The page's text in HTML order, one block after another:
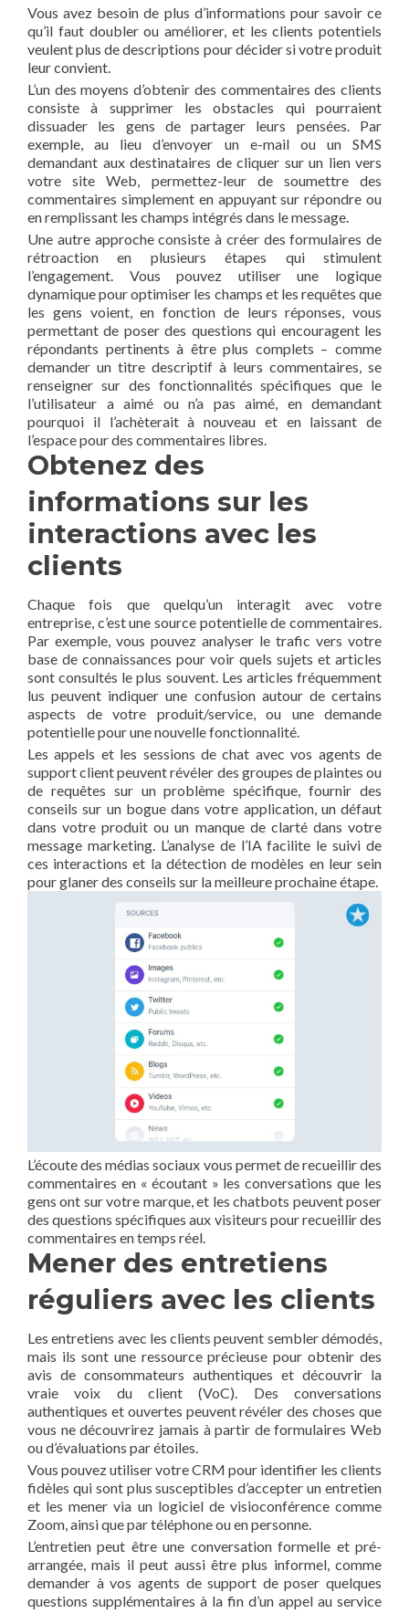
Vous avez besoin de plus d’informations pour savoir ce
qu’il faut doubler ou améliorer, et les clients potentiels
veulent plus de descriptions pour décider si votre produit
leur convient.
L’un des moyens d’obtenir des commentaires des clients
consiste à supprimer les obstacles qui pourraient
dissuader les gens de partager leurs pensées. Par
exemple, au lieu d’envoyer un e-mail ou un SMS
demandant aux destinataires de cliquer sur un lien vers
votre site Web, permettez-leur de soumettre des
commentaires simplement en appuyant sur répondre ou
en remplissant les champs intégrés dans le message.
Une autre approche consiste à créer des formulaires de
rétroaction en plusieurs étapes qui stimulent
l’engagement. Vous pouvez utiliser une logique
dynamique pour optimiser les champs et les requêtes que
les gens voient, en fonction de leurs réponses, vous
permettant de poser des questions qui encouragent les
répondants pertinents à être plus complets – comme
demander un titre descriptif à leurs commentaires, se
renseigner sur des fonctionnalités spécifiques que le
l’utilisateur a aimé ou n’a pas aimé, en demandant
pourquoi il l’achèterait à nouveau et en laissant de
l’espace pour des commentaires libres.
Obtenez des
informations sur les
interactions avec les
clients
Chaque fois que quelqu’un interagit avec votre
entreprise, c’est une source potentielle de commentaires.
Par exemple, vous pouvez analyser le trafic vers votre
base de connaissances pour voir quels sujets et articles
sont consultés le plus souvent. Les articles fréquemment
lus peuvent indiquer une confusion autour de certains
aspects de votre produit/service, ou une demande
potentielle pour une nouvelle fonctionnalité.
Les appels et les sessions de chat avec vos agents de
support client peuvent révéler des groupes de plaintes ou
de requêtes sur un problème spécifique, fournir des
conseils sur un bogue dans votre application, un défaut
dans votre produit ou un manque de clarté dans votre
message marketing. L’analyse de l’IA facilite le suivi de
ces interactions et la détection de modèles en leur sein
pour glaner des conseils sur la meilleure prochaine étape.
L’écoute des médias sociaux vous permet de recueillir des
commentaires en « écoutant » les conversations que les
gens ont sur votre marque, et les chatbots peuvent poser
des questions spécifiques aux visiteurs pour recueillir des
commentaires en temps réel.
Mener des entretiens
réguliers avec les clients
Les entretiens avec les clients peuvent sembler démodés,
mais ils sont une ressource précieuse pour obtenir des
avis de consommateurs authentiques et découvrir la
vraie voix du client (VoC). Des conversations
authentiques et ouvertes peuvent révéler des choses que
vous ne découvrirez jamais à partir de formulaires Web
ou d’évaluations par étoiles.
Vous pouvez utiliser votre CRM pour identifier les clients
fidèles qui sont plus susceptibles d’accepter un entretien
et les mener via un logiciel de visioconférence comme
Zoom, ainsi que par téléphone ou en personne.
L’entretien peut être une conversation formelle et pré-
arrangée, mais il peut aussi être plus informel, comme
demander à vos agents de support de poser quelques
questions supplémentaires à la fin d’un appel au service